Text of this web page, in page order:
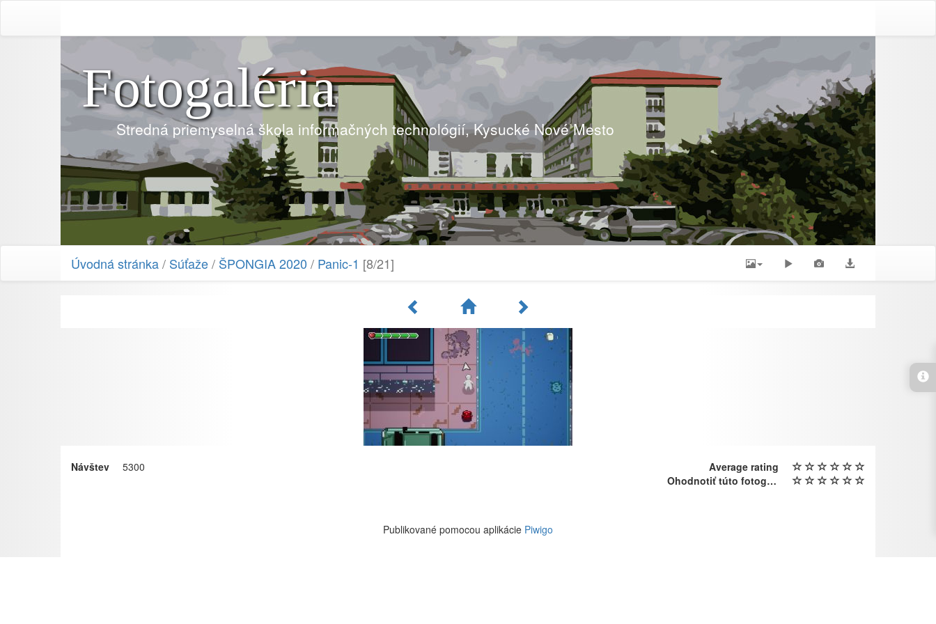
Fotogaléria
Stredná priemyselná škola informačných technológií, Kysucké Nové Mesto
Úvodná stránka/ Súťaže/ ŠPONGIA 2020 / Panic-1 [8/21]
Návštev 5300
Average rating
Ohodnotiť túto fotografiu
Publikované pomocou aplikácie Piwigo